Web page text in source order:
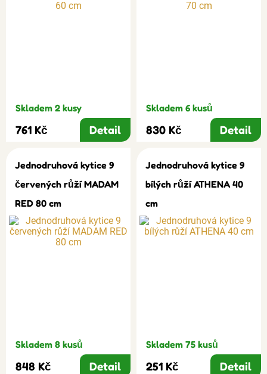
Skladem 2 kusy
761 Kč Detail
Skladem 6 kusů
830 Kč Detail
Jednodruhová kytice 9
červených růží MADAM
RED 80 cm
Skladem 8 kusů
848 Kč Detail
Jednodruhová kytice 9
bílých růží ATHENA 40
cm
Skladem 75 kusů
251 Kč Detail